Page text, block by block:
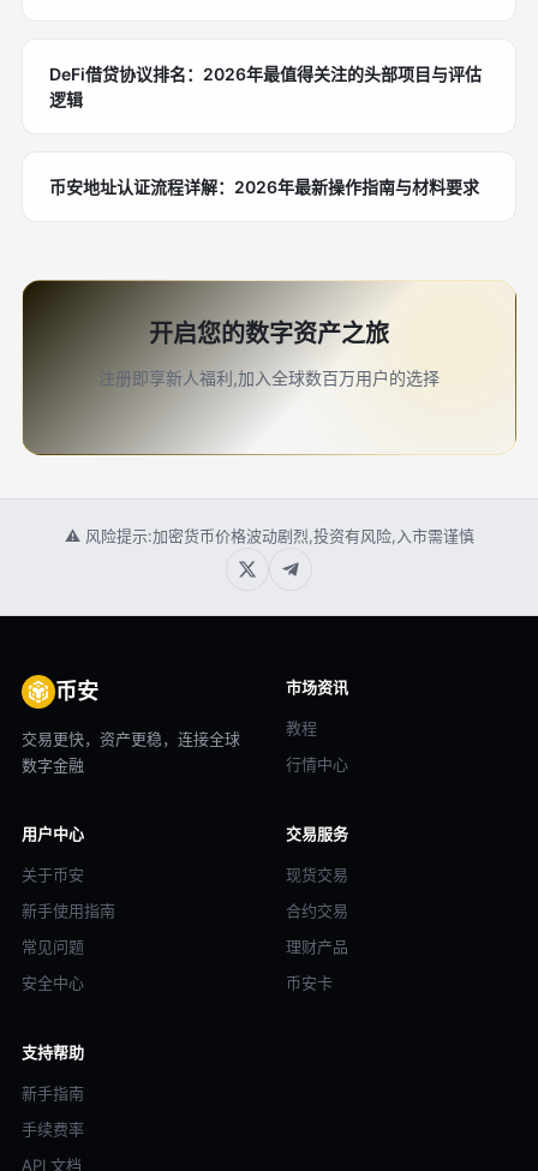
DeFi借贷协议排名：2026年最值得关注的头部项目与评估
逻辑
币安地址认证流程详解：2026年最新操作指南与材料要求
开启您的数字资产之旅
注册即享新人福利,加入全球数百万用户的选择
⚠ 风险提示:加密货币价格波动剧烈,投资有风险,入市需谨慎
币安
交易更快，资产更稳，连接全球
数字金融
市场资讯
教程
行情中心
用户中心
关于币安
新手使用指南
常见问题
安全中心
交易服务
现货交易
合约交易
理财产品
币安卡
支持帮助
新手指南
手续费率
API 文档